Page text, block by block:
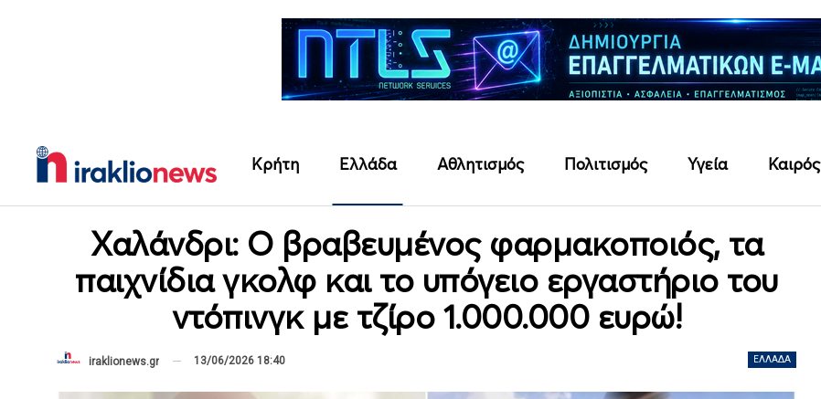
Κρήτη Ελλάδα Αθλητισμός Πολιτισμός Υγεία Καιρός
Χαλάνδρι: Ο βραβευμένος φαρμακοποιός, τα
παιχνίδια γκολφ και το υπόγειο εργαστήριο του
ντόπινγκ με τζίρο 1.000.000 ευρώ!
ΕΛΛΆΔΑ
iraklionews.gr 13/06/2026 18:40